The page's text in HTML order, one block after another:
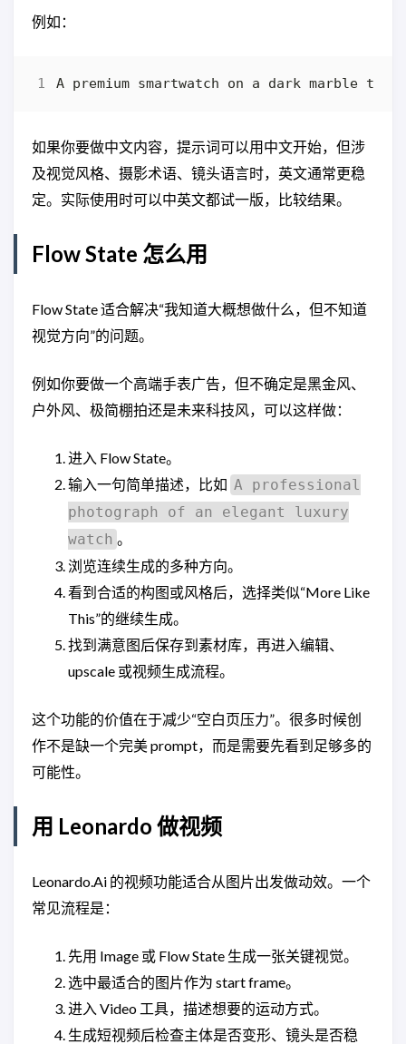
例如：
如果你要做中文内容，提示词可以用中文开始，但涉
及视觉风格、摄影术语、镜头语言时，英文通常更稳
定。实际使用时可以中英文都试一版，比较结果。
Flow State 怎么用
Flow State 适合解决“我知道大概想做什么，但不知道
视觉方向”的问题。
例如你要做一个高端手表广告，但不确定是黑金风、
户外风、极简棚拍还是未来科技风，可以这样做：
进入 Flow State。
输入一句简单描述，比如 A professional
photograph of an elegant luxury
watch 。
浏览连续生成的多种方向。
看到合适的构图或风格后，选择类似“More Like
This”的继续生成。
找到满意图后保存到素材库，再进入编辑、
upscale 或视频生成流程。
这个功能的价值在于减少“空白页压力”。很多时候创
作不是缺一个完美 prompt，而是需要先看到足够多的
可能性。
用 Leonardo 做视频
Leonardo.Ai 的视频功能适合从图片出发做动效。一个
常见流程是：
先用 Image 或 Flow State 生成一张关键视觉。
选中最适合的图片作为 start frame。
进入 Video 工具，描述想要的运动方式。
生成短视频后检查主体是否变形、镜头是否稳